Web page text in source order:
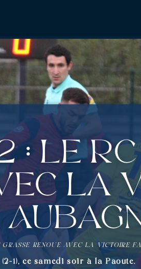
Le
la
GRASSE RENOUE AVEC LA VICTOIRE
1), ce samedi soir à la Paoute.